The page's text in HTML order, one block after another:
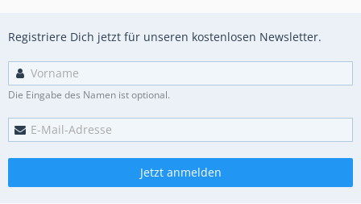
Registriere Dich jetzt für unseren kostenlosen Newsletter.
Die Eingabe des Namen ist optional.
Jetzt anmelden